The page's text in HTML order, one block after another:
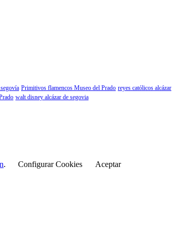
Primitivos flamencos Museo del Prado reyes católicos alcázar
walt disney alcázar de segovia
. Configurar Cookies
Aceptar